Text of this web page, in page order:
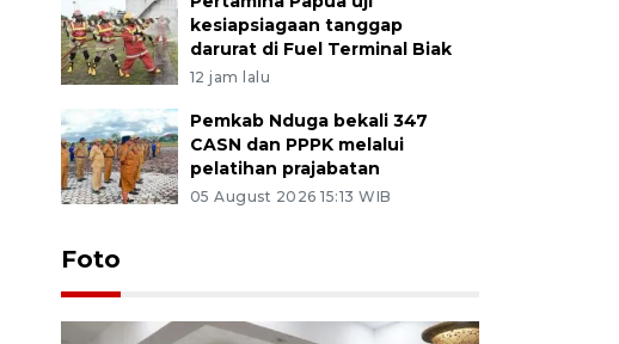
kesiapsiagaan tanggap
darurat di Fuel Terminal Biak
12 jam lalu
Pemkab Nduga bekali 347
CASN dan PPPK melalui
pelatihan prajabatan
05 August 2026 15:13 WIB
Foto